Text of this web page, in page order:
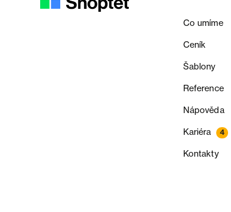
Co umíme
Ceník
Šablony
Reference
Nápověda
Kariéra 4
Kontakty